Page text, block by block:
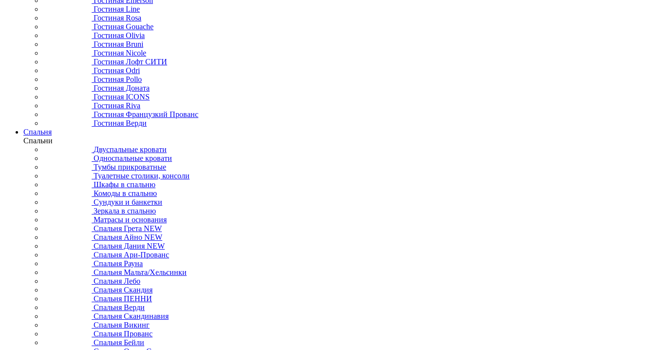
Гостиная Line
Гостиная Rosa
Гостиная Gouache
Гостиная Olivia
Гостиная Bruni
Гостиная Nicole
Гостиная Лофт СИТИ
Гостиная Odri
Гостиная Pollo
Гостиная Доната
Гостиная ICONS
Гостиная Riva
Гостиная Французкий Прованс
Гостиная Верди
Спальня
Спальни
Двуспальные кровати
Односпальные кровати
Тумбы прикроватные
Туалетные столики, консоли
Шкафы в спальню
Комоды в спальню
Сундуки и банкетки
Зеркала в спальню
Матрасы и основания
Спальня Грета NEW
Спальня Айно NEW
Спальня Дания NEW
Спальня Ари-Прованс
Спальня Рауна
Спальня Мальта/Хельсинки
Спальня Лебо
Спальня Скандия
Спальня ПЕННИ
Спальня Верди
Спальня Скандинавия
Спальня Викинг
Спальня Прованс
Спальня Бейли